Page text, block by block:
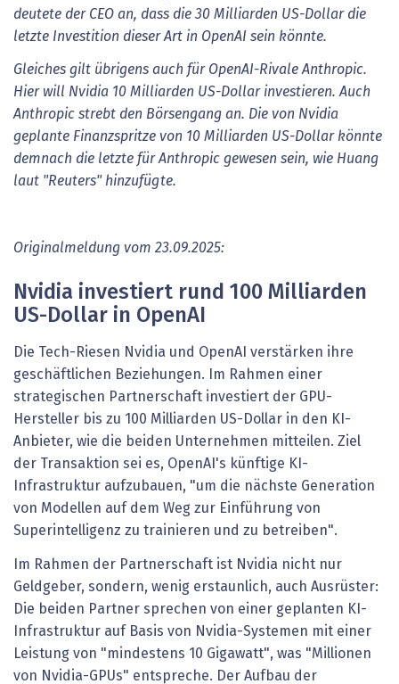
deutete der CEO an, dass die 30 Milliarden US-Dollar die
letzte Investition dieser Art in OpenAI sein könnte.
Gleiches gilt übrigens auch für OpenAI-Rivale Anthropic.
Hier will Nvidia 10 Milliarden US-Dollar investieren. Auch
Anthropic strebt den Börsengang an. Die von Nvidia
geplante Finanzspritze von 10 Milliarden US-Dollar könnte
demnach die letzte für Anthropic gewesen sein, wie Huang
laut "Reuters" hinzufügte.
Originalmeldung vom 23.09.2025:
Nvidia investiert rund 100 Milliarden
US-Dollar in OpenAI
Die Tech-Riesen Nvidia und OpenAI verstärken ihre
geschäftlichen Beziehungen. Im Rahmen einer
strategischen Partnerschaft investiert der GPU-
Hersteller bis zu 100 Milliarden US-Dollar in den KI-
Anbieter, wie die beiden Unternehmen mitteilen. Ziel
der Transaktion sei es, OpenAI's künftige KI-
Infrastruktur aufzubauen, "um die nächste Generation
von Modellen auf dem Weg zur Einführung von
Superintelligenz zu trainieren und zu betreiben".
Im Rahmen der Partnerschaft ist Nvidia nicht nur
Geldgeber, sondern, wenig erstaunlich, auch Ausrüster:
Die beiden Partner sprechen von einer geplanten KI-
Infrastruktur auf Basis von Nvidia-Systemen mit einer
Leistung von "mindestens 10 Gigawatt", was "Millionen
von Nvidia-GPUs" entspreche. Der Aufbau der